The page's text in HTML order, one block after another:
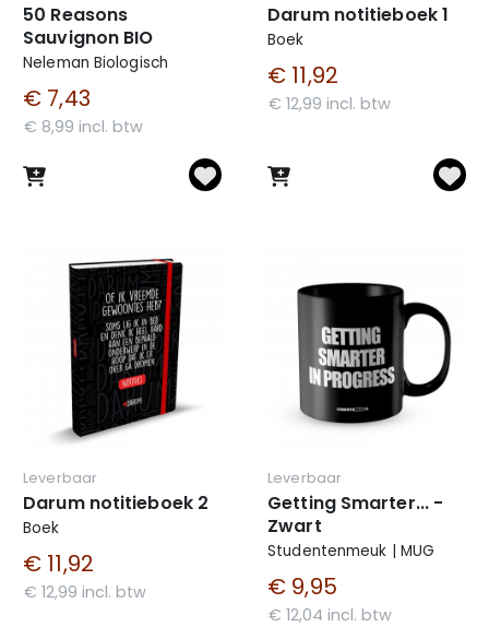
50 Reasons
Sauvignon BIO
Neleman Biologisch
€ 7,43
€ 8,99 incl. btw
Darum notitieboek 1
Boek
€ 11,92
€ 12,99 incl. btw
Leverbaar
Darum notitieboek 2
Boek
€ 11,92
€ 12,99 incl. btw
Leverbaar
Getting Smarter... -
Zwart
Studentenmeuk | MUG
€ 9,95
€ 12,04 incl. btw